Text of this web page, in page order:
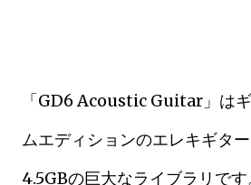
「GD6 Acoustic Guitar」は
ムエディションのエレキギター
4.5GBの巨大なライブラリで